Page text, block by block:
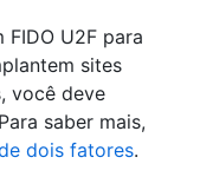
FIDO U2F para
sites
você deve
saber mais,
dois fatores.